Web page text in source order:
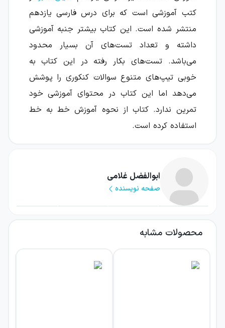
کتب آموزشی است که برای درس فارسی یازدهم
منتشر شده است. این کتاب بیشتر جنبه آموزشی
داشته و تعداد تست‌های آن بسیار محدود
می‌باشد. تست‌های بکار رفته در این کتاب به
خوبی تیپ‌های متنوع سوالات کنکوری را پوشش
می‌دهد اما این کتاب در محتوای آموزشی خود
تمرین ندارد. کتاب از نحوه آموزش خط به خط
استفاده کرده است.
زبان فارسی یکی از دروس اصلی در نظام آموزشی
ایران است که از دوران دبستان تدریس آن آغاز
شده و تا پایه دوازدهم ادامه می‌یابد. این درس
درسادبیات فارسی
دارای ۲۵ سوال عمومی می‌باشند که این درس در
ابوالفضل غلامی
صفحه نویسنده
محصولات مشابه